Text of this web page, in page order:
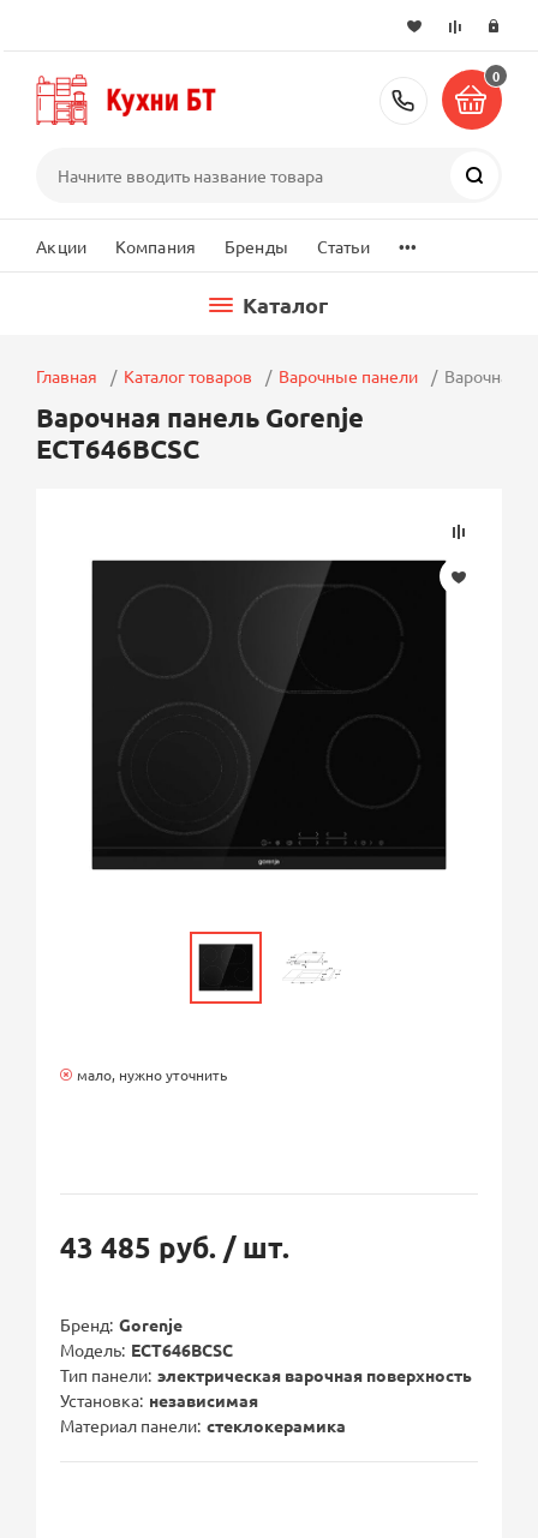
+7 (495)
0
Акции Компания Бренды Статьи ...
Каталог
Главная Каталог товаров Варочные панели Варочная
Варочная панель Gorenje
ECT646BCSC
мало, нужно уточнить
43 485 руб. / шт.
Бренд Gorenje
Модель ECT646BCSC
Тип панели электрическая варочная поверхность
Установка независимая
Материал панели стеклокерамика